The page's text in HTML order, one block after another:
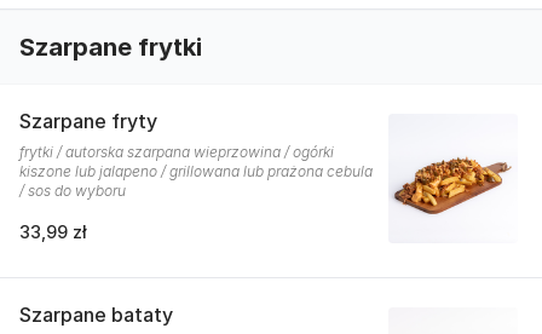
Szarpane frytki
Szarpane fryty
frytki / autorska szarpana wieprzowina / ogórki
kiszone lub jalapeno / grillowana lub prażona cebula
/ sos do wyboru
33,99 zł
Szarpane bataty